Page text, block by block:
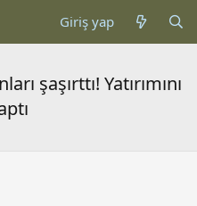
Giriş yap
şaşırttı! Yatırımını